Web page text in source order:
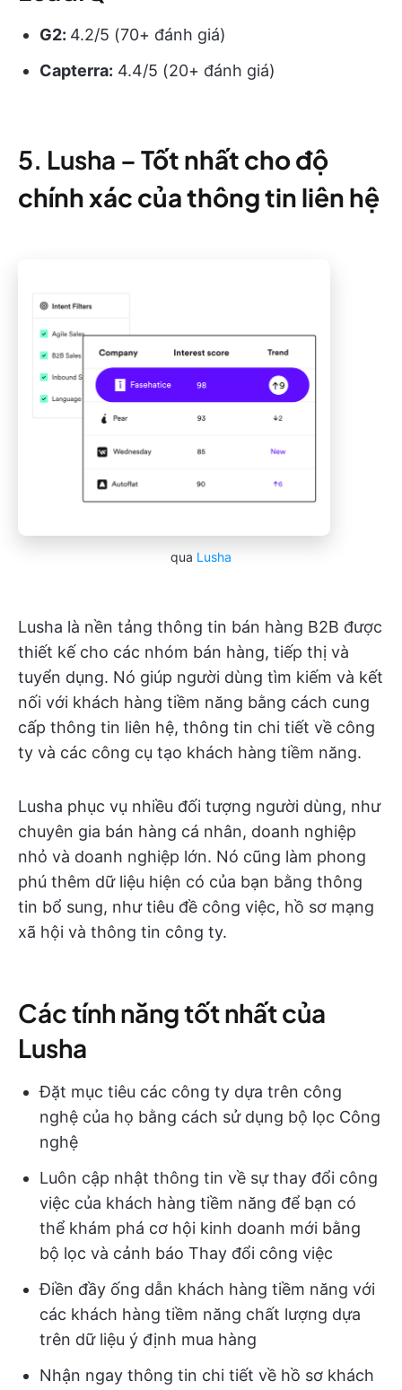
G2: 4.2/5 (70+ đánh giá)
Capterra: 4.4/5 (20+ đánh giá)
5. Lusha – Tốt nhất cho độ
chính xác của thông tin liên hệ
qua Lusha
Lusha là nền tảng thông tin bán hàng B2B được
thiết kế cho các nhóm bán hàng, tiếp thị và
tuyển dụng. Nó giúp người dùng tìm kiếm và kết
nối với khách hàng tiềm năng bằng cách cung
cấp thông tin liên hệ, thông tin chi tiết về công
ty và các công cụ tạo khách hàng tiềm năng.
Lusha phục vụ nhiều đối tượng người dùng, như
chuyên gia bán hàng cá nhân, doanh nghiệp
nhỏ và doanh nghiệp lớn. Nó cũng làm phong
phú thêm dữ liệu hiện có của bạn bằng thông
tin bổ sung, như tiêu đề công việc, hồ sơ mạng
xã hội và thông tin công ty.
Các tính năng tốt nhất của
Lusha
Đặt mục tiêu các công ty dựa trên công
nghệ của họ bằng cách sử dụng bộ lọc Công
nghệ
Luôn cập nhật thông tin về sự thay đổi công
việc của khách hàng tiềm năng để bạn có
thể khám phá cơ hội kinh doanh mới bằng
bộ lọc và cảnh báo Thay đổi công việc
Điền đầy ống dẫn khách hàng tiềm năng với
các khách hàng tiềm năng chất lượng dựa
trên dữ liệu ý định mua hàng
Nhận ngay thông tin chi tiết về hồ sơ khách